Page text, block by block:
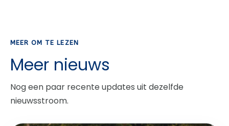
MEER OM TE LEZEN
Meer nieuws
Nog een paar recente updates uit dezelfde
nieuwsstroom.